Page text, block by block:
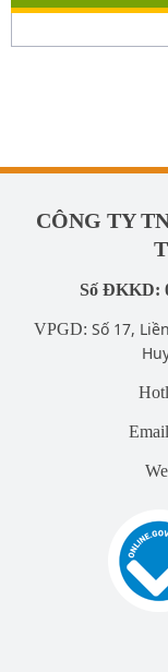
CÔNG TY
Số ĐKKD:
VPGD: Số 17,